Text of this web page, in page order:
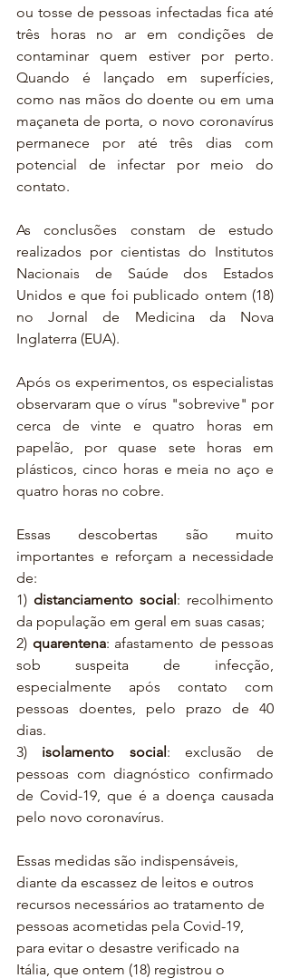
ou tosse de pessoas infectadas fica até
três horas no ar em condições de
contaminar quem estiver por perto.
Quando é lançado em superfícies,
como nas mãos do doente ou em uma
maçaneta de porta, o novo coronavírus
permanece por até três dias com
potencial de infectar por meio do
contato.
As conclusões constam de estudo
realizados por cientistas do Institutos
Nacionais de Saúde dos Estados
Unidos e que foi publicado ontem (18)
no Jornal de Medicina da Nova
Inglaterra (EUA).
Após os experimentos, os especialistas
observaram que o vírus "sobrevive" por
cerca de vinte e quatro horas em
papelão, por quase sete horas em
plásticos, cinco horas e meia no aço e
quatro horas no cobre.
Essas descobertas são muito
importantes e reforçam a necessidade
de:
1) distanciamento social: recolhimento
da população em geral em suas casas;
2) quarentena: afastamento de pessoas
sob suspeita de infecção,
especialmente após contato com
pessoas doentes, pelo prazo de 40
dias.
3) isolamento social: exclusão de
pessoas com diagnóstico confirmado
de Covid-19, que é a doença causada
pelo novo coronavírus.
Essas medidas são indispensáveis,
diante da escassez de leitos e outros
recursos necessários ao tratamento de
pessoas acometidas pela Covid-19,
para evitar o desastre verificado na
Itália, que ontem (18) registrou o